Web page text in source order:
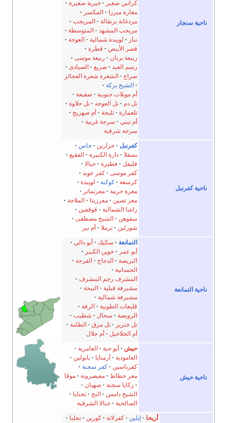
ناحية سنجار
كراتين صغير
خيرية صغيرة
مغارة ميرزا
المكسر
مردغانة برتقالة
المريجب
مريجب المشهد
المتوسطة
نباز
لويبدة شمالية
العوجة
قصر الأبيض
قطرة
ربيعة برنان
ربيعة موسى
رسم العبد
صريع
الصيادى
صراع
الشعرة شعرة العجائز
الشيخ بركة
أم مويلات جنوبية
صقيعة
تل دم
تل العوجه
تل حلاوة
تلعمارة
ثليجة
أم صهريج
أم تيني
سرجة غربية
سرجة شرقية
ناحية كفرنبل
كفرنبل حزارين
حاس
بسقلا
دارة الكبيرة
الفقيع
فليفل
فطيرة
جبالا
كفر موسى
كفر عويد
كرسعة
كوكبة
لويبدة
معرة حرمة
معرتماتر
معر تصين
معرزيتا
الملاجة
راشا الشمالية
قوقفين
سفوهن
الشيخ مصطفى
شورلين
ترملا أم نير
ناحية التمانعة
التمانعة سكيك
أبو دالي
أبو عمر
خوين الكبير
البريصة
الدجاج
الفرجة
الحمدانية
المشرف رجم المشرف
مشيرفة قبلية
النيحة
مشيرفة شمالية
قليعات الطوبية
الرفة
الرويضة
سحال
شطيب
تل خنزير
تل مرق
الطامة
أم الخلاخيل
أم جلال
ناحية حيش
حيش أبو حبة
العامرية
العامودية
أرمنايا
بابولين
كفرباسين
كفر سجنة
معر حطاط
معيصرونة
موقا
ركايا سجنة
صهيان
الشيخ دامس
التح
تحتايا
الصالحية
جبالا الشرقية
أريحا إبلين كفرلاتة كورين
نحليا